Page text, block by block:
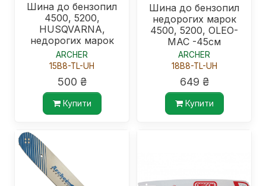
Шина до бензопил
4500, 5200,
HUSQVARNA,
недорогих марок
-38см, паз 1,5мм
ARCHER
15B8-TL-UH
500 ₴
Купити
Шина до бензопил
недорогих марок
4500, 5200, OLEO-
MAC -45см
ARCHER
18B8-TL-UH
649 ₴
Купити